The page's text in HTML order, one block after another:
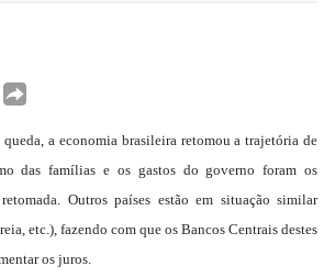
a economia brasileira retomou a trajetória de
das famílias e os gastos do governo foram os
Outros países estão em situação similar
etc.), fazendo com que os Bancos Centrais destes
os juros.